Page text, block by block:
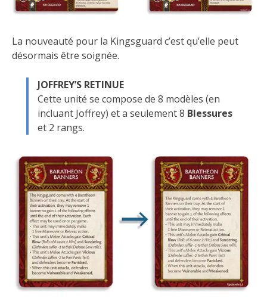
La nouveauté pour la Kingsguard c’est qu’elle peut
désormais être soignée.
JOFFREY’S RETINUE
Cette unité se compose de 8 modèles (en
incluant Joffrey) et a seulement 8 Blessures
et 2 rangs.